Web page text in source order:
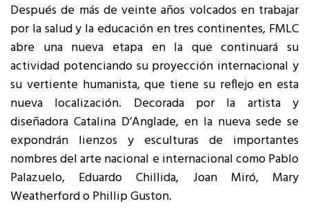
Después de más de veinte años volcados en trabajar
por la salud y la educación en tres continentes, FMLC
abre una nueva etapa en la que continuará su
actividad potenciando su proyección internacional y
su vertiente humanista, que tiene su reflejo en esta
nueva localización. Decorada por la artista y
diseñadora Catalina D’Anglade, en la nueva sede se
expondrán lienzos y esculturas de importantes
nombres del arte nacional e internacional como Pablo
Palazuelo, Eduardo Chillida, Joan Miró, Mary
Weatherford o Phillip Guston.